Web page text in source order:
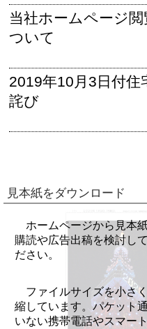
当社ホームページ
ついて
2019年10月3日付住
詫び
見本紙をダウンロード
ホームページから見本
購読や広告出稿を検討し
ださい。
ファイルサイズを小さ
縮しています。パケット
いない携帯電話やスマー